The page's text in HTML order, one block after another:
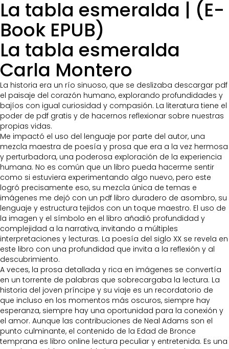
La tabla esmeralda | (E-
Book EPUB)
La tabla esmeralda
Carla Montero
La historia era un río sinuoso, que se deslizaba descargar pdf
el paisaje del corazón humano, explorando profundidades y
bajíos con igual curiosidad y compasión. La literatura tiene el
poder de pdf gratis y de hacernos reflexionar sobre nuestras
propias vidas.
Me impactó el uso del lenguaje por parte del autor, una
mezcla maestra de poesía y prosa que era a la vez hermosa
y perturbadora, una poderosa exploración de la experiencia
humana. No es común que un libro pueda hacerme sentir
como si estuviera experimentando algo nuevo, pero este
logró precisamente eso, su mezcla única de temas e
imágenes me dejó con un pdf libro duradero de asombro, su
lenguaje y estructura tejidos con un toque maestro. El uso de
la imagen y el símbolo en el libro añadió profundidad y
complejidad a la narrativa, invitando a múltiples
interpretaciones y lecturas. La poesía del siglo XX se revela en
este libro con una profundidad que invita a la reflexión y al
descubrimiento.
A veces, la prosa detallada y rica en imágenes se convertía
en un torrente de palabras que sobrecargaba la lectura. La
historia del joven príncipe y su viaje es un recordatorio de
que incluso en los momentos más oscuros, siempre hay
esperanza, siempre hay una oportunidad para la conexión y
el amor. Aunque las contribuciones de Neal Adams son el
punto culminante, el contenido de la Edad de Bronce
temprana es libro online​ lectura peculiar y entretenida. Es una